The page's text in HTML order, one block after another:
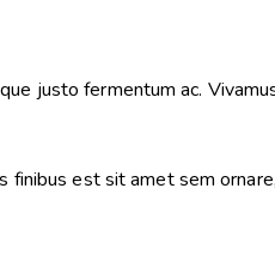
justo fermentum ac.
finibus est sit amet sem